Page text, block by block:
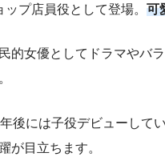
プ店員役として登場。 可
的女優としてドラマやバ
後には子役デビューして
が目立ちます。